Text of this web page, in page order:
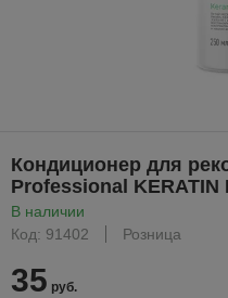
Кондиционер для
Professional KERATIN
В наличии
Код: 91402
Розница
35 руб.